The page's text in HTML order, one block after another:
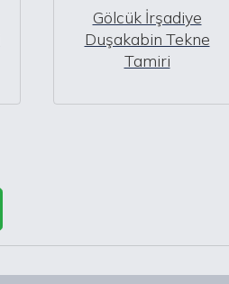
Gölcük İrşadiye
Duşakabin Tekne
Tamiri